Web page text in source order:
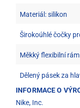
Materiál: silikon
Širokoúhlé čočky
Měkký flexibilní rám
Dělený pásek za
INFORMACE O
Nike, Inc.